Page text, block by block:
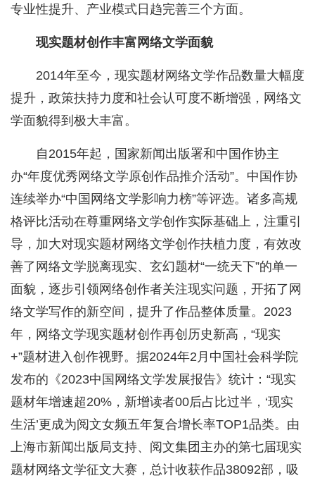
专业性提升、产业模式日趋完善三个方面。
现实题材创作丰富网络文学面貌
2014年至今，现实题材网络文学作品数量大幅度
提升，政策扶持力度和社会认可度不断增强，网络文
学面貌得到极大丰富。
自2015年起，国家新闻出版署和中国作协主
办“年度优秀网络文学原创作品推介活动”。中国作协
连续举办“中国网络文学影响力榜”等评选。诸多高规
格评比活动在尊重网络文学创作实际基础上，注重引
导，加大对现实题材网络文学创作扶植力度，有效改
善了网络文学脱离现实、玄幻题材“一统天下”的单一
面貌，逐步引领网络创作者关注现实问题，开拓了网
络文学写作的新空间，提升了作品整体质量。2023
年，网络文学现实题材创作再创历史新高，“现实
+”题材进入创作视野。据2024年2月中国社会科学院
发布的《2023中国网络文学发展报告》统计：“现实
题材年增速超20%，新增读者00后占比过半，‘现实
生活’更成为阅文女频五年复合增长率TOP1品类。由
上海市新闻出版局支持、阅文集团主办的第七届现实
题材网络文学征文大赛，总计收获作品38092部，吸